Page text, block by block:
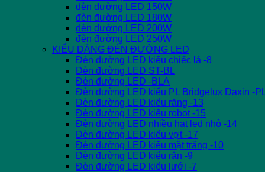
đèn đường LED 150W
đèn đường LED 180W
đèn đường LED 200W
đèn đường LED 250W
KIỂU DÁNG ĐÈN ĐƯỜNG LED
Đèn đường LED kiểu chiếc lá -8
Đèn đường LED ST-BL
Đèn đường LED -BLA
Đèn đường LED kiểu PL Bridgelux Daxin -
Đèn đường LED kiểu răng -13
Đèn đường LED kiểu robot -15
Đèn đường LED nhiều hạt led nhỏ -14
Đèn đường LED kiểu vợt -17
Đèn đường LED kiểu mặt trăng -10
Đèn đường LED kiểu rắn -9
Đèn đường LED kiểu lưới -7